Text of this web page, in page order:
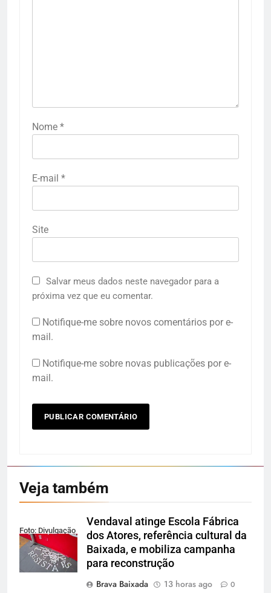
Nome *
E-mail *
Site
Salvar meus dados neste navegador para a
próxima vez que eu comentar.
Notifique-me sobre novos comentários por e-
mail.
Notifique-me sobre novas publicações por e-
mail.
Veja também
Foto: Divulgação
Vendaval atinge Escola Fábrica
dos Atores, referência cultural da
Baixada, e mobiliza campanha
para reconstrução
Brava Baixada
13 horas ago 0